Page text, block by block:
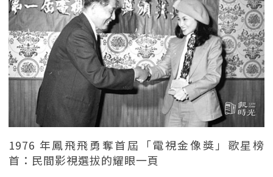
1976 年鳳飛飛勇奪首屆「電視金像獎」歌星榜
首：民間影視選拔的耀眼一頁